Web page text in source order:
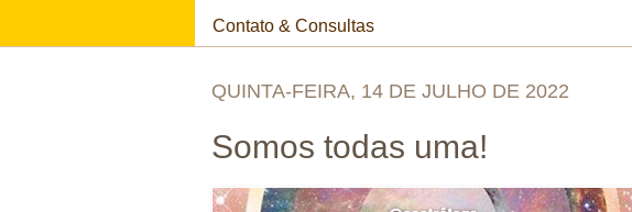
Contato & Consultas
QUINTA-FEIRA, 14 DE JULHO DE 2022
Somos todas uma!